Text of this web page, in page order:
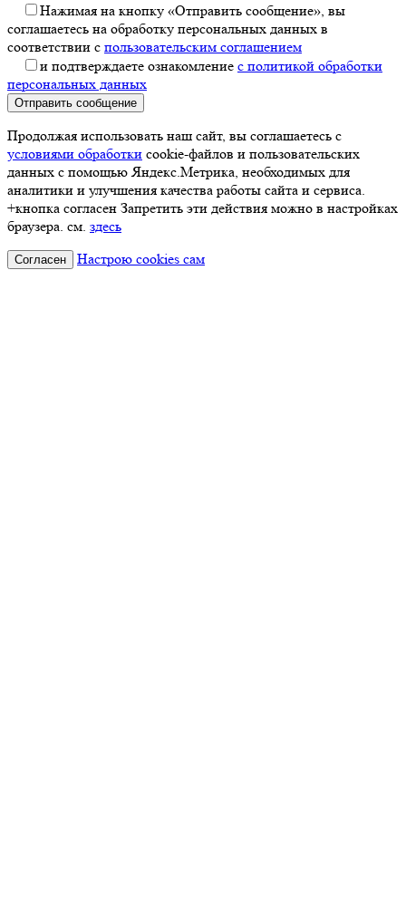
Нажимая на кнопку «Отправить сообщение», вы
соглашаетесь на обработку персональных данных в
соответствии с пользовательским соглашением
и подтверждаете ознакомление с политикой обработки
персональных данных
Отправить сообщение
Продолжая использовать наш сайт, вы соглашаетесь с
условиями обработки cookie-файлов и пользовательских
данных с помощью Яндекс.Метрика, необходимых для
аналитики и улучшения качества работы сайта и сервиса.
+кнопка согласен Запретить эти действия можно в настройках
браузера. см. здесь
Согласен Настрою cookies сам